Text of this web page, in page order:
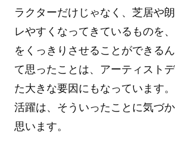
ラクターだけじゃなく、芝居や
レやすくなってきているものを
をくっきりさせることができる
て思ったことは、アーティスト
た大きな要因にもなっています
活躍は、そういったことに気づ
思います。